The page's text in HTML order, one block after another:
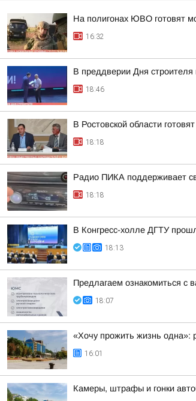
На полигонах ЮВО готовят
16:32
В преддверии Дня строителя
18:46
В Ростовской области
18:18
Радио ПИКА поддерживает
18:18
В Конгресс-холле ДГТУ
18:13
Предлагаем ознакомиться с
18:07
«Хочу прожить жизнь одна»:
16:01
Камеры, штрафы и гонки